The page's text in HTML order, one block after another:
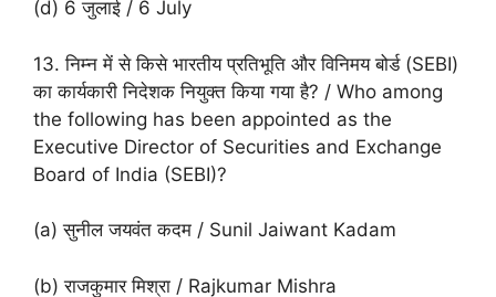
(d) 6 जुलाई / 6 July
13. निम्न में से किसे भारतीय प्रतिभूति और विनिमय बोर्ड (SEBI)
का कार्यकारी निदेशक नियुक्त किया गया है? / Who among
the following has been appointed as the
Executive Director of Securities and Exchange
Board of India (SEBI)?
(a) सुनील जयवंत कदम / Sunil Jaiwant Kadam
(b) राजकुमार मिश्रा / Rajkumar Mishra